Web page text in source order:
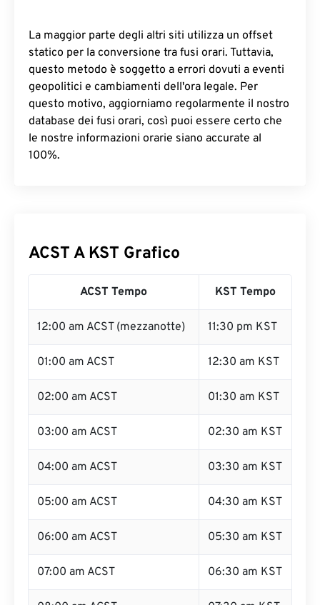
La maggior parte degli altri siti utilizza un offset
statico per la conversione tra fusi orari. Tuttavia,
questo metodo è soggetto a errori dovuti a eventi
geopolitici e cambiamenti dell'ora legale. Per
questo motivo, aggiorniamo regolarmente il nostro
database dei fusi orari, così puoi essere certo che
le nostre informazioni orarie siano accurate al
100%.
ACST A KST Grafico
ACST Tempo KST Tempo
12:00 am ACST (mezzanotte) 11:30 pm KST
01:00 am ACST 12:30 am KST
02:00 am ACST 01:30 am KST
03:00 am ACST 02:30 am KST
04:00 am ACST 03:30 am KST
05:00 am ACST 04:30 am KST
06:00 am ACST 05:30 am KST
07:00 am ACST 06:30 am KST